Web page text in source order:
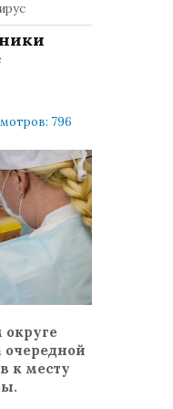
796
очередной
к месту